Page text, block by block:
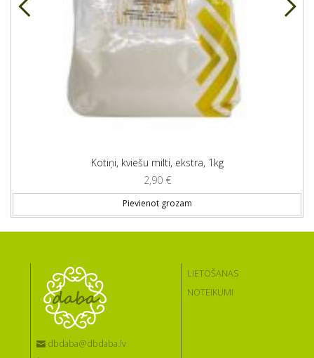
Kotiņi, kviešu milti, ekstra, 1kg
2,90 €
Pievienot grozam
dbdaba@dbdaba.lv
LIETOŠANAS
NOTEIKUMI